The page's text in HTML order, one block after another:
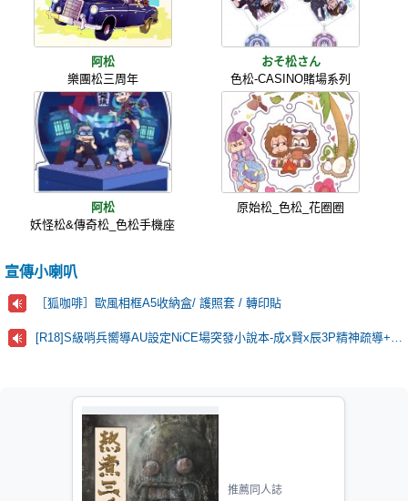
阿松
樂團松三周年
おそ松さん
色松-CASINO賭場系列
阿松
妖怪松&傳奇松_色松手機座
原始松_色松_花圈圈
宣傳小喇叭
［狐咖啡］歐風相框A5收納盒/ 護照套 / 轉印貼
[R18]S級哨兵嚮導AU設定NiCE場突發小說本-成x賢x辰3P精神疏導+靈肉合一🫶
推薦同人誌